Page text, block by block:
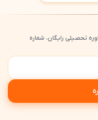
تحصیلی رایگان، شماره